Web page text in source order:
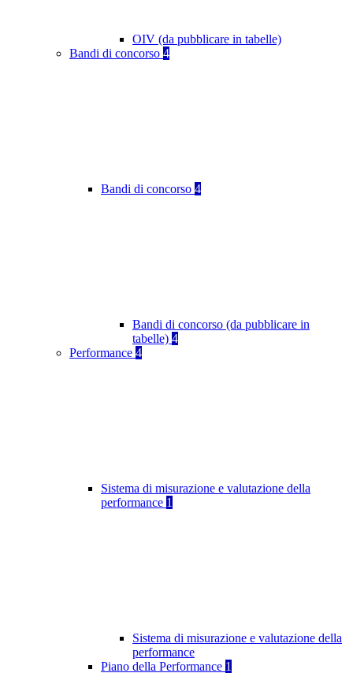
OIV (da pubblicare in tabelle)
Bandi di concorso 4
Bandi di concorso 4
Bandi di concorso (da pubblicare in
tabelle) 4
Performance 4
Sistema di misurazione e valutazione della
performance 1
Sistema di misurazione e valutazione della
performance
Piano della Performance 1